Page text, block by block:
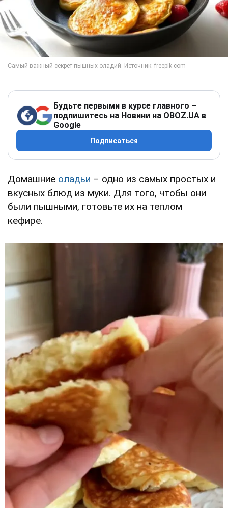
Будьте первыми в курсе главного –
подпишитесь на Новини на OBOZ.UA в
Google
Подписаться
Домашние оладьи – одно из самых простых и
вкусных блюд из муки. Для того, чтобы они
были пышными, готовьте их на теплом
кефире.